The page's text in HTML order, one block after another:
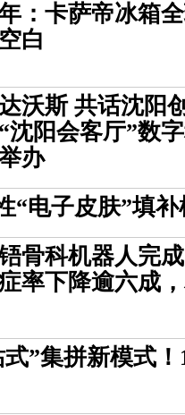
：卡萨帝冰箱
白
沃斯 共话沈
沈阳会客厅”数
办
“电子皮肤”填
骨科机器人完
率下降逾六成
”集拼新模式